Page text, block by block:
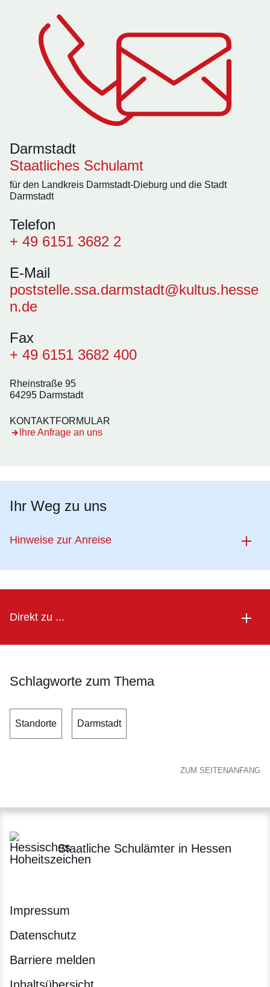
Darmstadt
Staatliches Schulamt
für den Landkreis Darmstadt-Dieburg und die Stadt
Darmstadt
Telefon
+ 49 6151 3682 2
E-Mail
poststelle.ssa.darmstadt@kultus.hesse
n.de
Fax
+ 49 6151 3682 400
Rheinstraße 95
64295 Darmstadt
KONTAKTFORMULAR
Ihre Anfrage an uns
Öffnet sich in einem neuen Fenster
Ihr Weg zu uns
Hinweise zur Anreise
Direkt zu ...
Schlagworte zum Thema
Standorte Darmstadt
ZUM SEITENANFANG
Staatliche Schulämter in Hessen
Impressum
Datenschutz
Barriere melden